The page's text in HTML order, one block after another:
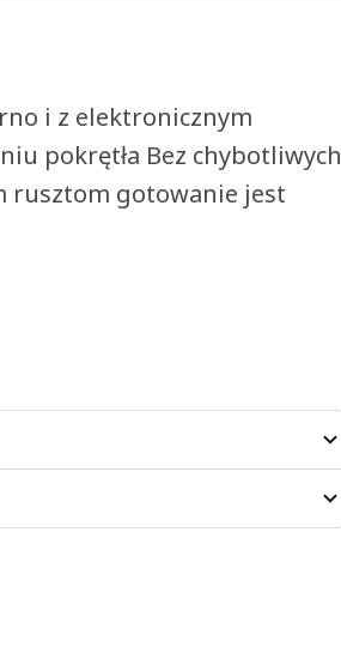
i z elektronicznym
pokrętła Bez chybotliwych
rusztom gotowanie jest